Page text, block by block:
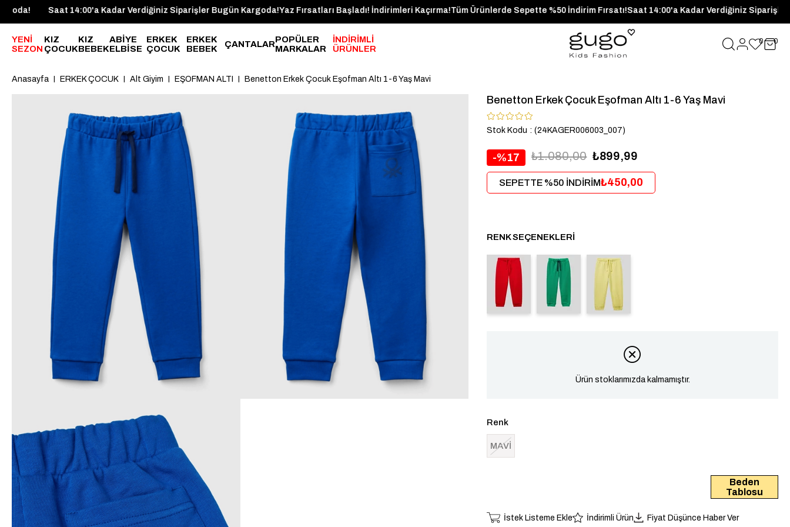
Bugün Kargoda! Saat 14:00'a Kadar Verdiğiniz Siparişler Bugün Kargoda!Yaz Fırsatları Başladı! İndirimleri Kaçırma!Tüm Ürünlerde Sepette %50 İndirim Fırsatı!Saat 14:00'a Kadar
YENİ
SEZON
KIZ
ÇOCUK
KIZ
BEBEK
ABİYE
ELBİSE
ERKEK
ÇOCUK
ERKEK
BEBEK
ÇANTALARPOPÜLER
MARKALAR
İNDİRİMLİ
ÜRÜNLER
0 0
Anasayfa ERKEK ÇOCUK Alt Giyim EŞOFMAN ALTI Benetton Erkek Çocuk Eşofman Altı 1-6 Yaş Mavi
Benetton Erkek Çocuk Eşofman Altı 1-6 Yaş Mavi
Stok Kodu (24KAGER006003_007)
17 ₺1.080,00 ₺899,99
SEPETTE %50 İNDİRİM₺450,00
RENK SEÇENEKLERI
Ürün stoklarımızda kalmamıştır.
Renk
MAVİ
Beden
Tablosu
İstek Listeme Ekle İndirimli Ürün
Fiyat Düşünce Haber Ver